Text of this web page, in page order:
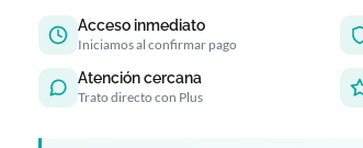
Acceso inmediato
Iniciamos al confirmar pago
Atención cercana
Trato directo con Plus